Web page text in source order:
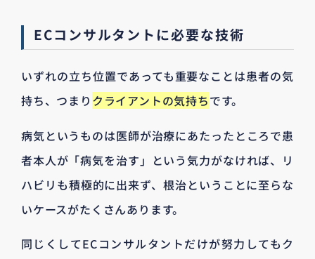
ECコンサルタントに必要な技術
いずれの立ち位置であっても重要なことは患者の気
持ち、つまり クライアントの気持ちです。
病気というものは医師が治療にあたったところで患
者本人が「病気を治す」という気力がなければ、リ
ハビリも積極的に出来ず、根治ということに至らな
いケースがたくさんあります。
同じくしてECコンサルタントだけが努力してもク